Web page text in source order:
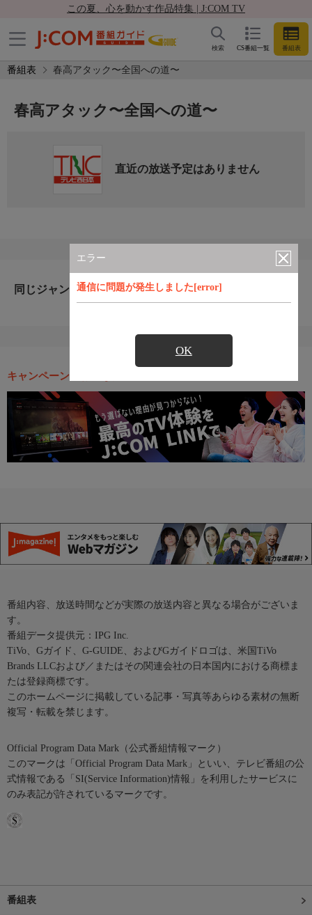
この夏、心を動かす作品特集 | J:COM TV
CS番組一覧 番組表
検索
番組表 春高アタック〜全国への道〜
エラー
通信に問題が発生しました[error]
OK
春高アタック〜全国への道〜
直近の放送予定はありません
同じジャンルのおすすめ番組
キャンペーン・お得な情報
番組内容、放送時間などが実際の放送内容と異なる場合がございま
す。
番組データ提供元：IPG Inc.
TiVo、Gガイド、G-GUIDE、およびGガイドロゴは、米国TiVo
Brands LLCおよび／またはその関連会社の日本国内における商標ま
たは登録商標です。
このホームページに掲載している記事・写真等あらゆる素材の無断
複写・転載を禁じます。
Official Program Data Mark（公式番組情報マーク）
このマークは「Official Program Data Mark」といい、テレビ番組の公
式情報である「SI(Service Information)情報」を利用したサービスに
のみ表記が許されているマークです。
番組表